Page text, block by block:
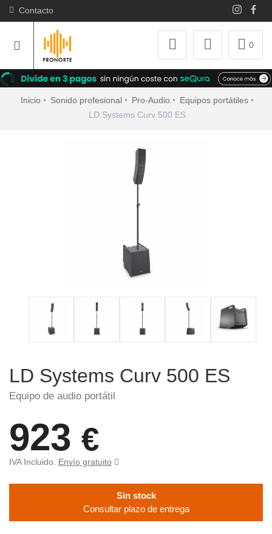
Contacto
0
Inicio Sonido profesional Pro-Audio
Equipos portátiles
LD Systems Curv 500 ES
LD Systems Curv 500 ES
Equipo de audio portátil
923 €
IVA Incluido. Envío gratuito
Sin stock
Consultar plazo de entrega